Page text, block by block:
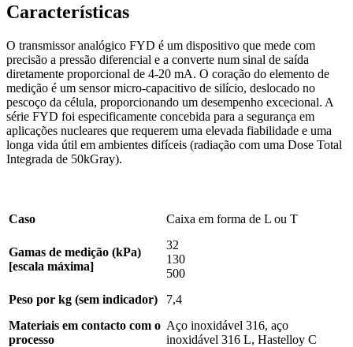
Características
O transmissor analógico FYD é um dispositivo que mede com
precisão a pressão diferencial e a converte num sinal de saída
diretamente proporcional de 4-20 mA. O coração do elemento de
medição é um sensor micro-capacitivo de silício, deslocado no
pescoço da célula, proporcionando um desempenho excecional. A
série FYD foi especificamente concebida para a segurança em
aplicações nucleares que requerem uma elevada fiabilidade e uma
longa vida útil em ambientes difíceis (radiação com uma Dose Total
Integrada de 50kGray).
Caso Caixa em forma de L ou T
Gamas de medição (kPa)
[escala máxima]
32
130
500
Peso por kg (sem indicador)
7,4
Materiais em contacto com o
processo
Aço inoxidável 316, aço
inoxidável 316 L, Hastelloy C